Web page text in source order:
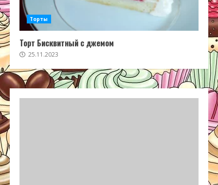
Торты
Торт Бисквитный с джемом
25.11.2023